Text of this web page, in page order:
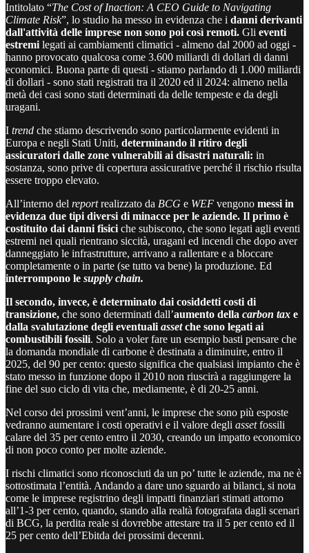
Intitolato “The Cost of Inaction: A CEO Guide to Navigating
Climate Risk”, lo studio ha messo in evidenza che i danni derivanti
dall'attività delle imprese non sono poi così remoti. Gli eventi
estremi legati ai cambiamenti climatici - almeno dal 2000 ad oggi -
hanno provocato qualcosa come 3.600 miliardi di dollari di danni
economici. Buona parte di questi - stiamo parlando di 1.000 miliardi
di dollari - sono stati registrati tra il 2020 ed il 2024: almeno nella
metà dei casi sono stati determinati da delle tempeste e da degli
uragani.
I trend che stiamo descrivendo sono particolarmente evidenti in
Europa e negli Stati Uniti, determinando il ritiro degli
assicuratori dalle zone vulnerabili ai disastri naturali: in
sostanza, sono prive di copertura assicurative perché il rischio risulta
essere troppo elevato.
All’interno del reportrealizzato da BCG e WEF vengono messi in
evidenza due tipi diversi di minacce per le aziende. Il primo è
costituito dai danni fisici che subiscono, che sono legati agli eventi
estremi nei quali rientrano siccità, uragani ed incendi che dopo aver
danneggiato le infrastrutture, arrivano a rallentare e a bloccare
completamente o in parte (se tutto va bene) la produzione. Ed
interrompono le supply chain.
Il secondo, invece, è determinato dai cosiddetti costi di
transizione, che sono determinati dall’aumento della carbon tax e
dalla svalutazione degli eventuali assetche sono legati ai
combustibili fossili. Solo a voler fare un esempio basti pensare che
la domanda mondiale di carbone è destinata a diminuire, entro il
2025, del 90 per cento: questo significa che qualsiasi impianto che è
stato messo in funzione dopo il 2010 non riuscirà a raggiungere la
fine del suo ciclo di vita che, mediamente, è di 20-25 anni.
Nel corso dei prossimi vent’anni, le imprese che sono più esposte
vedranno aumentare i costi operativi e il valore degli assetfossili
calare del 35 per cento entro il 2030, creando un impatto economico
di non poco conto per molte aziende.
I rischi climatici sono riconosciuti da un po’ tutte le aziende, ma ne è
sottostimata l’entità. Andando a dare uno sguardo ai bilanci, si nota
come le imprese registrino degli impatti finanziari stimati attorno
all’1-3 per cento, quando, stando alla realtà fotografata dagli scenari
di BCG, la perdita reale si dovrebbe attestare tra il 5 per cento ed il
25 per cento dell’Ebitda dei prossimi decenni.